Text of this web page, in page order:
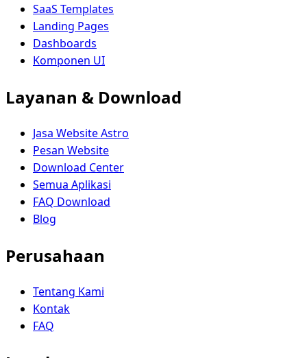
SaaS Templates
Landing Pages
Dashboards
Komponen UI
Layanan & Download
Jasa Website Astro
Pesan Website
Download Center
Semua Aplikasi
FAQ Download
Blog
Perusahaan
Tentang Kami
Kontak
FAQ